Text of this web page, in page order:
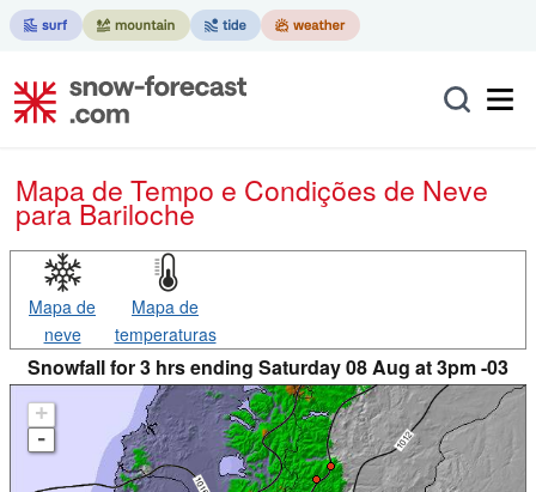
Mapa de Tempo e Condições de Neve
para Bariloche
Mapa de
neve
Mapa de
temperaturas
Snowfall for 3 hrs ending Saturday 08 Aug at 3pm -03
+
-